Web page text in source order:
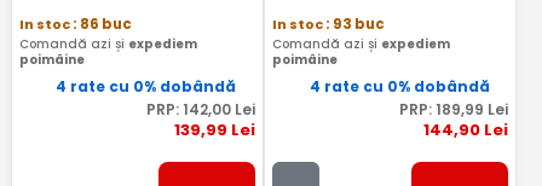
In stoc: 86 buc
Comandă azi și expediem
poimâine
4 rate cu 0% dobândă
PRP: 142,00Lei
139,99 Lei
In stoc: 93 buc
Comandă azi și expediem
poimâine
4 rate cu 0% dobândă
PRP: 189,99 Lei
144,90 Lei